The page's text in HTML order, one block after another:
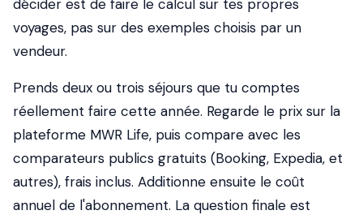
décider est de faire le calcul sur tes propres
voyages, pas sur des exemples choisis par un
vendeur.
Prends deux ou trois séjours que tu comptes
réellement faire cette année. Regarde le prix sur la
plateforme MWR Life, puis compare avec les
comparateurs publics gratuits (Booking, Expedia, et
autres), frais inclus. Additionne ensuite le coût
annuel de l'abonnement. La question finale est